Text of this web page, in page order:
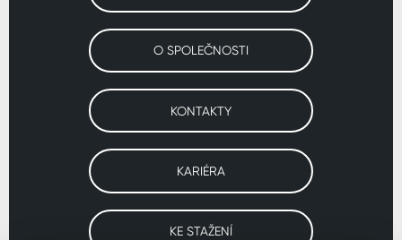
O SPOLEČNOSTI
KONTAKTY
KARIÉRA
KE STAŽENÍ